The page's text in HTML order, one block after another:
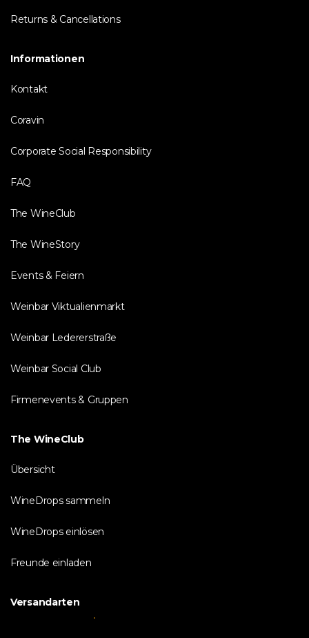
Returns & Cancellations
Informationen
Kontakt
Coravin
Corporate Social Responsibility
FAQ
The WineClub
The WineStory
Events & Feiern
Weinbar Viktualienmarkt
Weinbar Ledererstraße
Weinbar Social Club
Firmenevents & Gruppen
The WineClub
Übersicht
WineDrops sammeln
WineDrops einlösen
Freunde einladen
Versandarten